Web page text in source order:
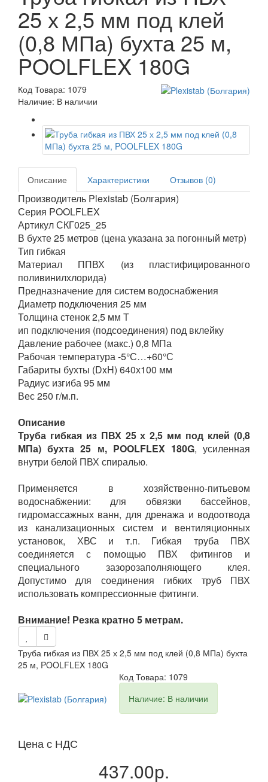
25 х 2,5 мм под клей
(0,8 МПа) бухта 25 м,
POOLFLEX 180G
Код Товара: 1079
Наличие: В наличии
Описание Характеристики Отзывов (0)
Производитель Plexistab (Болгария)
Серия POOLFLEX
Артикул СКГ025_25
В бухте 25 метров (цена указана за погонный метр)
Тип гибкая
Материал ППВХ (из пластифицированного
поливинилхлорида)
Предназначение для систем водоснабжения
Диаметр подключения 25 мм
Толщина стенок 2,5 мм Т
ип подключения (подсоединения) под вклейку
Давление рабочее (макс.) 0,8 МПа
Рабочая температура -5°С…+60°С
Габариты бухты (DxH) 640х100 мм
Радиус изгиба 95 мм
Вес 250 г/м.п.
Описание
Труба гибкая из ПВХ 25 х 2,5 мм под клей (0,8
МПа) бухта 25 м, POOLFLEX 180G, усиленная
внутри белой ПВХ спиралью.
Применяется в хозяйственно-питьевом
водоснабжении: для обвязки бассейнов,
гидромассажных ванн, для дренажа и водоотвода
из канализационных систем и вентиляционных
установок, ХВС и т.п. Гибкая труба ПВХ
соединяется с помощью ПВХ фитингов и
специального зазорозаполняющего клея.
Допустимо для соединения гибких труб ПВХ
использовать компрессионные фитинги.
Внимание! Резка кратно 5 метрам.
Труба гибкая из ПВХ 25 х 2,5 мм под клей (0,8 МПа) бухта
25 м, POOLFLEX 180G
Код Товара: 1079
Наличие: В наличии
Цена с НДС
437.00р.